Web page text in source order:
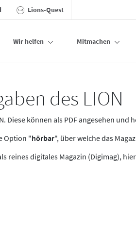
Lions-Quest
Wir helfen Mitmachen
des LION
Diese können als PDF angesehen und
Option "hörbar", über welche das
reines digitales Magazin (Digimag),